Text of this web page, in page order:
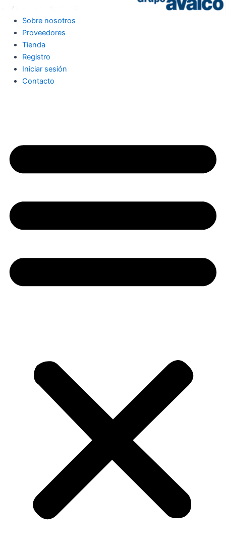
Sobre nosotros
Proveedores
Tienda
Registro
Iniciar sesión
Contacto